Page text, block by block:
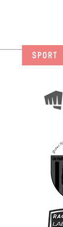
SPORT